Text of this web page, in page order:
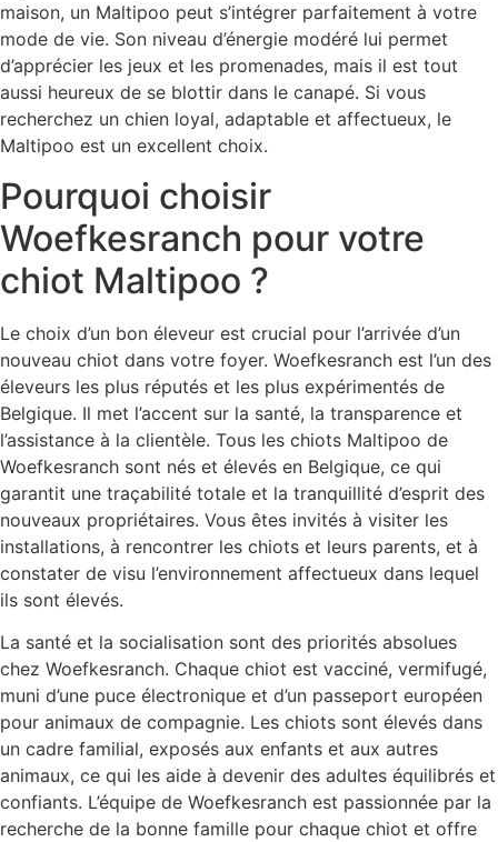
maison, un Maltipoo peut s’intégrer parfaitement à votre
mode de vie. Son niveau d’énergie modéré lui permet
d’apprécier les jeux et les promenades, mais il est tout
aussi heureux de se blottir dans le canapé. Si vous
recherchez un chien loyal, adaptable et affectueux, le
Maltipoo est un excellent choix.
Pourquoi choisir
Woefkesranch pour votre
chiot Maltipoo ?
Le choix d’un bon éleveur est crucial pour l’arrivée d’un
nouveau chiot dans votre foyer. Woefkesranch est l’un des
éleveurs les plus réputés et les plus expérimentés de
Belgique. Il met l’accent sur la santé, la transparence et
l’assistance à la clientèle. Tous les chiots Maltipoo de
Woefkesranch sont nés et élevés en Belgique, ce qui
garantit une traçabilité totale et la tranquillité d’esprit des
nouveaux propriétaires. Vous êtes invités à visiter les
installations, à rencontrer les chiots et leurs parents, et à
constater de visu l’environnement affectueux dans lequel
ils sont élevés.
La santé et la socialisation sont des priorités absolues
chez Woefkesranch. Chaque chiot est vacciné, vermifugé,
muni d’une puce électronique et d’un passeport européen
pour animaux de compagnie. Les chiots sont élevés dans
un cadre familial, exposés aux enfants et aux autres
animaux, ce qui les aide à devenir des adultes équilibrés et
confiants. L’équipe de Woefkesranch est passionnée par la
recherche de la bonne famille pour chaque chiot et offre